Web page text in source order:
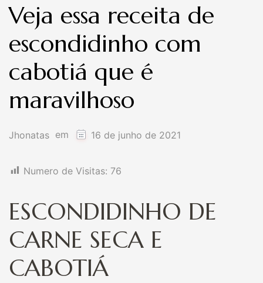
Veja essa receita de
escondidinho com
cabotiá que é
maravilhoso
Jhonatas em 16 de junho de 2021
Numero de Visitas: 76
ESCONDIDINHO DE
CARNE SECA E
CABOTIÁ